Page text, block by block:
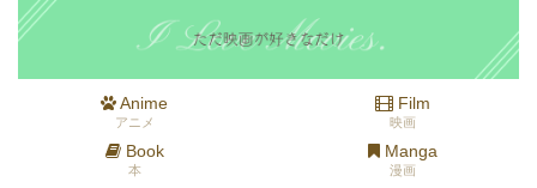
Anime
アニメ
Film
映画
Book
本
Manga
漫画